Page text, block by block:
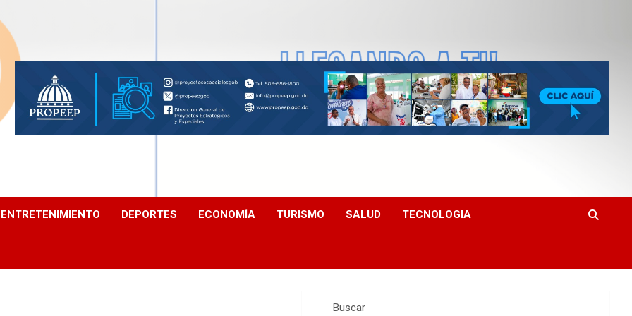
ENTRETENIMIENTO DEPORTES ECONOMÍA TURISMO SALUD TECNOLOGIA
Buscar